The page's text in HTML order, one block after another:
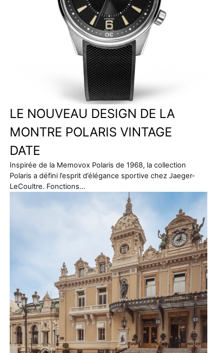
LE NOUVEAU DESIGN DE LA
MONTRE POLARIS VINTAGE
DATE
Inspirée de la Memovox Polaris de 1968, la collection
Polaris a défini l’esprit d’élégance sportive chez Jaeger-
LeCoultre. Fonctions…